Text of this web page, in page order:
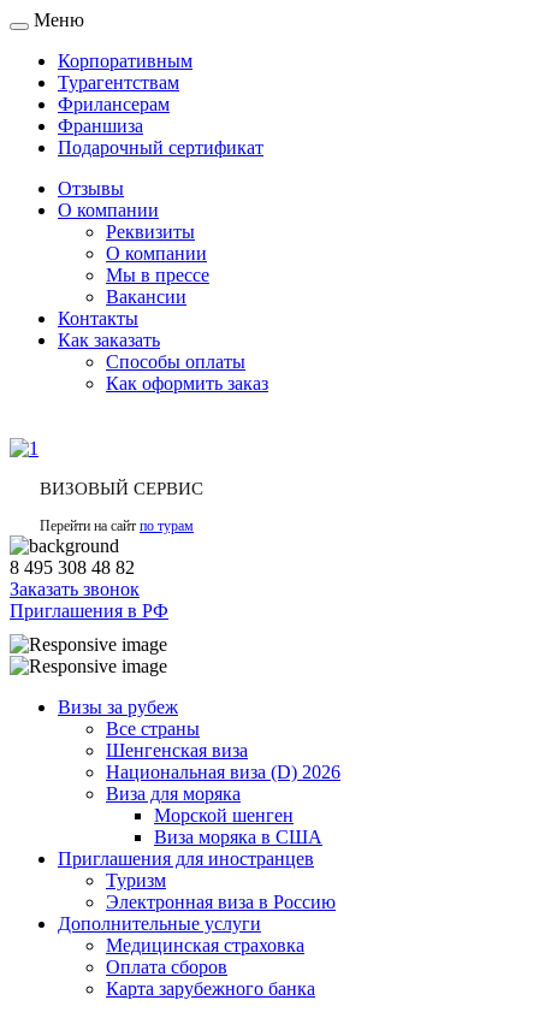
Toggle
navigation
Меню
Корпоративным
Турагентствам
Фрилансерам
Франшиза
Подарочный сертификат
Отзывы
О компании
Реквизиты
О компании
Мы в прессе
Вакансии
Контакты
Как заказать
Способы оплаты
Как оформить заказ
ВИЗОВЫЙ СЕРВИС
Перейти на сайт по турам
8 495 308 48 82
Заказать звонок
Приглашения в РФ
Визы за рубеж
Все страны
Шенгенская виза
Национальная виза (D) 2026
Виза для моряка
Морской шенген
Виза моряка в США
Приглашения для иностранцев
Туризм
Электронная виза в Россию
Дополнительные услуги
Медицинская страховка
Оплата сборов
Карта зарубежного банка